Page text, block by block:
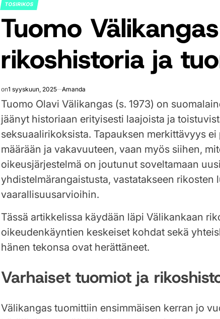
POSTED
TOSIRIKOS
Tuomo
rikoshistoria ja
on1 syyskuun, 2025 Amanda
Tuomo Olavi Välikangas (s. 1973) on
jäänyt historiaan erityisesti laajoista ja
seksuaalirikoksista. Tapauksen merkittävyys
määrään ja vakavuuteen, vaan myös siihen,
oikeusjärjestelmä on joutunut soveltamaan
yhdistelmärangaistusta, vastatakseen rikosten
vaarallisuusarvioihin.
Tässä artikkelissa käydään läpi Välikankaan
oikeudenkäyntien keskeiset kohdat sekä
hänen tekonsa ovat herättäneet.
Varhaiset tuomiot ja
Välikangas tuomittiin ensimmäisen kerran jo